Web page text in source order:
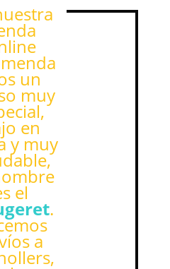
un
muy
en
y muy
el
.
a